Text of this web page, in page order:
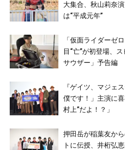
大集合、秋山莉奈
は“平成元年”
「仮面ライダーゼ
目“亡”が初登場、
サウザー」予告編
『ゲイツ、マジェ
僕です！」主演に
村上”だよ！？」
押田岳が稲葉友か
トに伝授、井桁弘